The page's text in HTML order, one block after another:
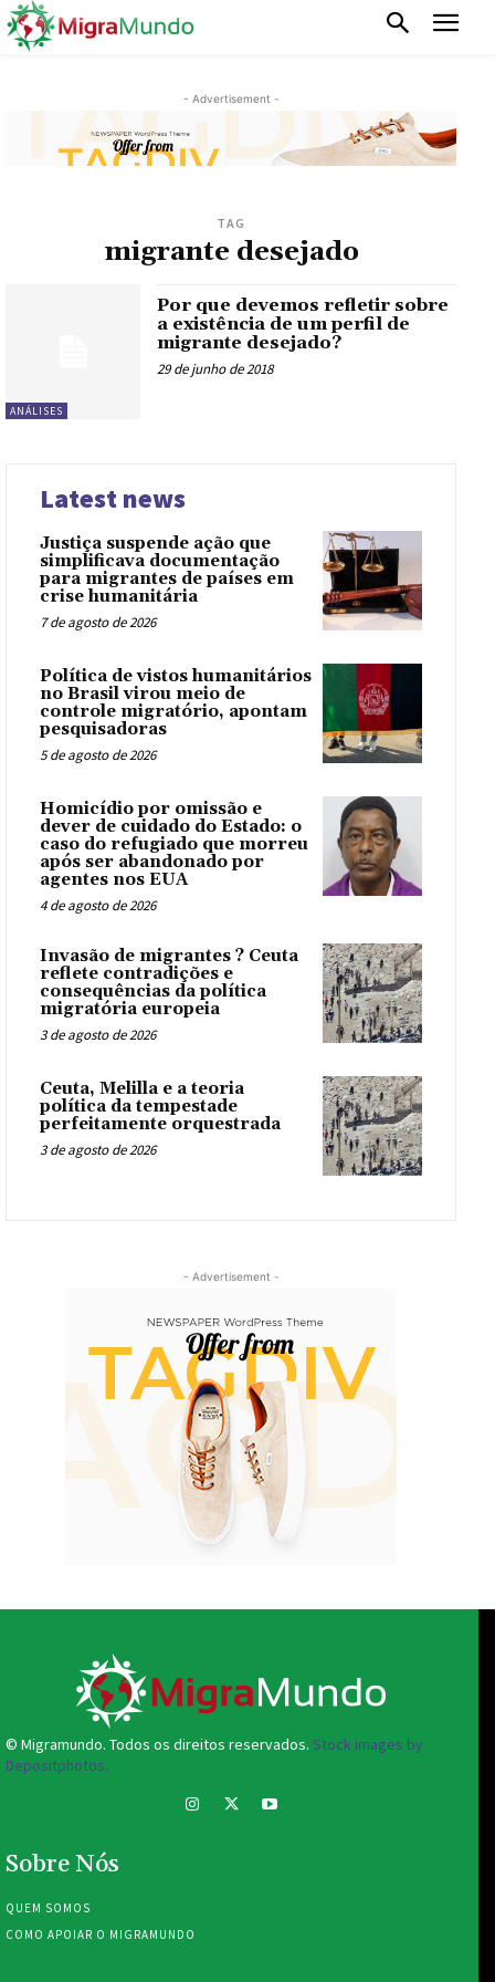
- Advertisement -
TAG
migrante desejado
ANÁLISES
Por que devemos refletir sobre
a existência de um perfil de
migrante desejado?
29 de junho de 2018
Latest news
Justiça suspende ação que
simplificava documentação
para migrantes de países em
crise humanitária
7 de agosto de 2026
Política de vistos humanitários
no Brasil virou meio de
controle migratório, apontam
pesquisadoras
5 de agosto de 2026
Homicídio por omissão e
dever de cuidado do Estado: o
caso do refugiado que morreu
após ser abandonado por
agentes nos EUA
4 de agosto de 2026
Invasão de migrantes ? Ceuta
reflete contradições e
consequências da política
migratória europeia
3 de agosto de 2026
Ceuta, Melilla e a teoria
política da tempestade
perfeitamente orquestrada
3 de agosto de 2026
- Advertisement -
© Migramundo. Todos os direitos reservados. Stock images by
Depositphotos.
Sobre Nós
QUEM SOMOS
COMO APOIAR O MIGRAMUNDO